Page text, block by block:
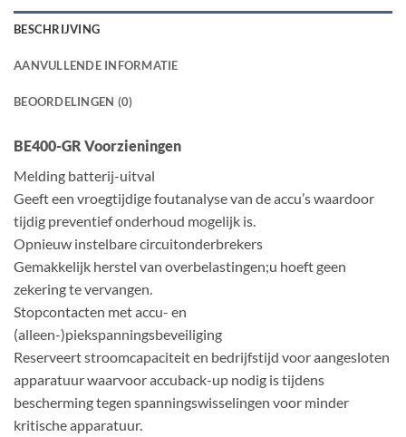
BESCHRIJVING
AANVULLENDE INFORMATIE
BEOORDELINGEN (0)
BE400-GR Voorzieningen
Melding batterij-uitval
Geeft een vroegtijdige foutanalyse van de accu’s waardoor
tijdig preventief onderhoud mogelijk is.
Opnieuw instelbare circuitonderbrekers
Gemakkelijk herstel van overbelastingen;u hoeft geen
zekering te vervangen.
Stopcontacten met accu- en
(alleen-)piekspanningsbeveiliging
Reserveert stroomcapaciteit en bedrijfstijd voor aangesloten
apparatuur waarvoor accuback-up nodig is tijdens
bescherming tegen spanningswisselingen voor minder
kritische apparatuur.